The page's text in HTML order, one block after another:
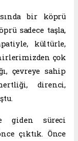
bir köprü
sadece taşla,
kültürle,
çok
çevreye sahip
direnci,
giden süreci
çıktık. Önce